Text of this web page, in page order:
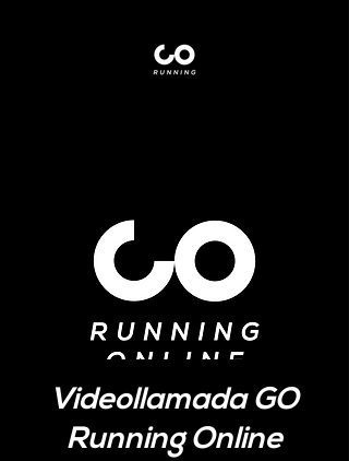
Videollamada GO
Running Online